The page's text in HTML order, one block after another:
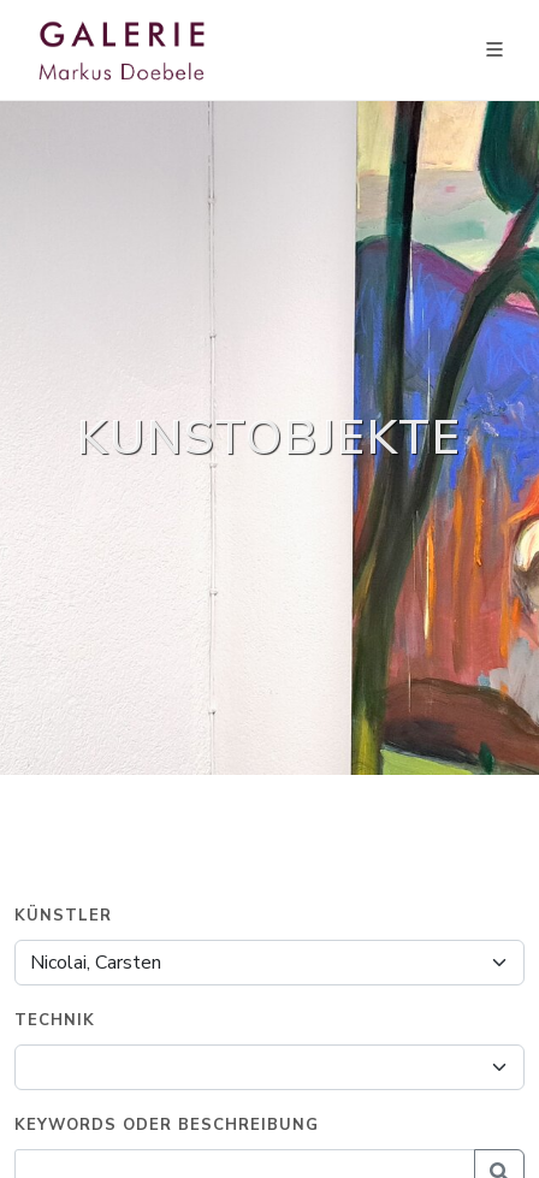
KUNSTOBJEKTE
KÜNSTLER
TECHNIK
KEYWORDS ODER BESCHREIBUNG